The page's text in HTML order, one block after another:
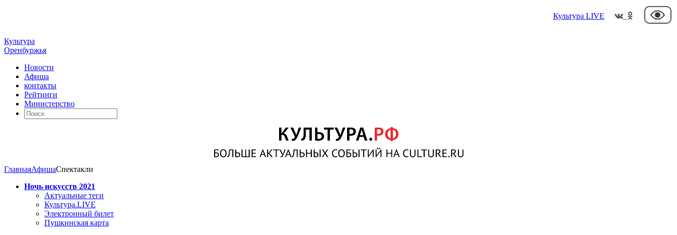
Культура LIVE
Культура
Оренбуржья
Новости
Афиша
контакты
Рейтинги
Министерство
ГлавнаяАфишаСпектакли
Ночь искусств 2021
Актуальные теги
Культура.LIVE
Электронный билет
Пушкинская карта